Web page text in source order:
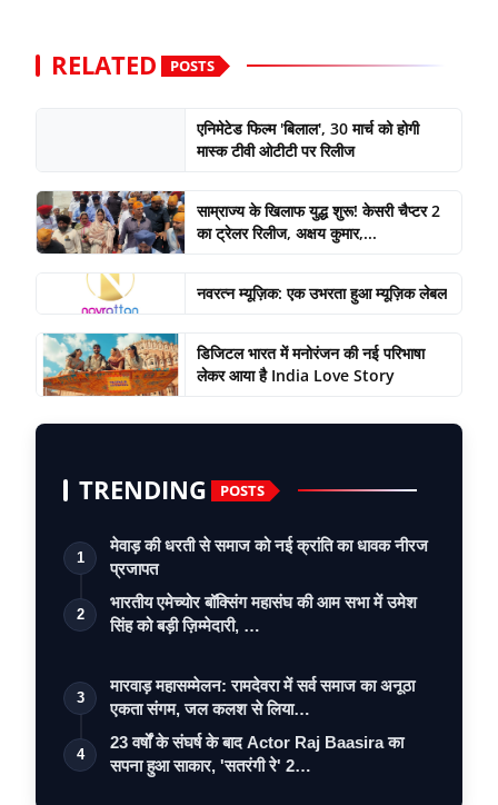
RELATED POSTS
एनिमेटेड फिल्म 'बिलाल', 30 मार्च को होगी
मास्क टीवी ओटीटी पर रिलीज
साम्राज्य के खिलाफ युद्ध शुरू! केसरी चैप्टर 2
का ट्रेलर रिलीज, अक्षय कुमार,...
नवरत्न म्यूज़िक: एक उभरता हुआ म्यूज़िक लेबल
डिजिटल भारत में मनोरंजन की नई परिभाषा
लेकर आया है India Love Story
TRENDING POSTS
1
मेवाड़ की धरती से समाज को नई क्रांति का धावक नीरज
प्रजापत
2
भारतीय एमेच्योर बॉक्सिंग महासंघ की आम सभा में उमेश
सिंह को बड़ी ज़िम्मेदारी, …
3
मारवाड़ महासम्मेलन: रामदेवरा में सर्व समाज का अनूठा
एकता संगम, जल कलश से लिया…
4
23 वर्षों के संघर्ष के बाद Actor Raj Baasira का
सपना हुआ साकार, 'सतरंगी रे' 2…